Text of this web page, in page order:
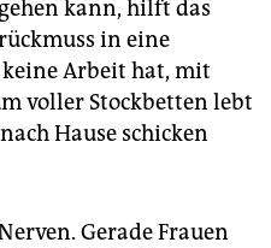
kann, hilft das
in eine
Arbeit hat, mit
voller Stockbetten lebt
Hause schicken
Gerade Frauen